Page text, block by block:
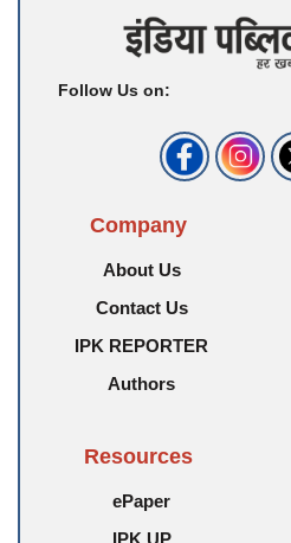
Follow Us on:
Company
About Us
Contact Us
IPK REPORTER
Authors
Resources
ePaper